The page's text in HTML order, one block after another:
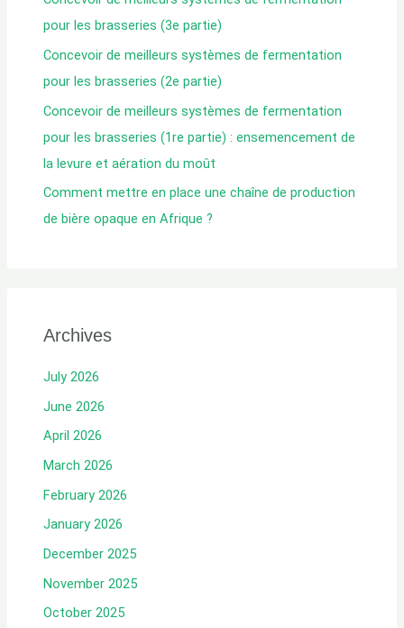
pour les brasseries (3e partie)
Concevoir de meilleurs systèmes de fermentation
pour les brasseries (2e partie)
Concevoir de meilleurs systèmes de fermentation
pour les brasseries (1re partie) : ensemencement de
la levure et aération du moût
Comment mettre en place une chaîne de production
de bière opaque en Afrique ?
Archives
July 2026
June 2026
April 2026
March 2026
February 2026
January 2026
December 2025
November 2025
October 2025